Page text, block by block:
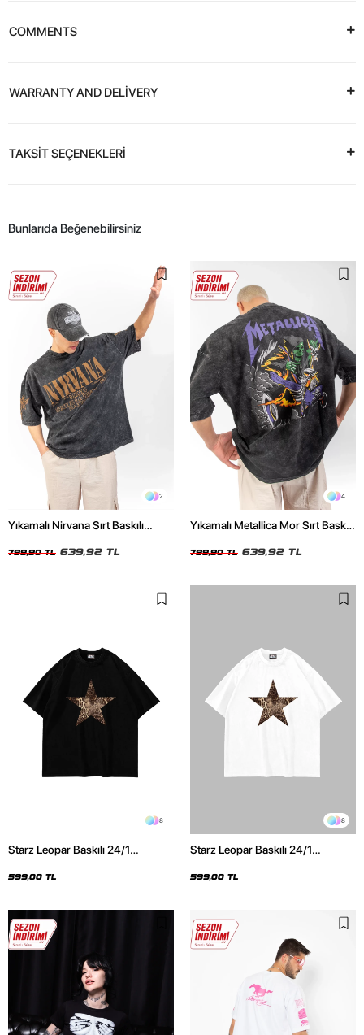
COMMENTS
WARRANTY AND DELİVERY
TAKSİT SEÇENEKLERİ
Bunlarıda Beğenebilirsiniz
2
Yıkamalı Nirvana Sırt Baskılı
799,90 TL 639,92 TL
4
Yıkamalı Metallica Mor Sırt Baskılı
799,90 TL 639,92 TL
8
Starz Leopar Baskılı 24/1
599,00 TL
8
Starz Leopar Baskılı 24/1
599,00 TL